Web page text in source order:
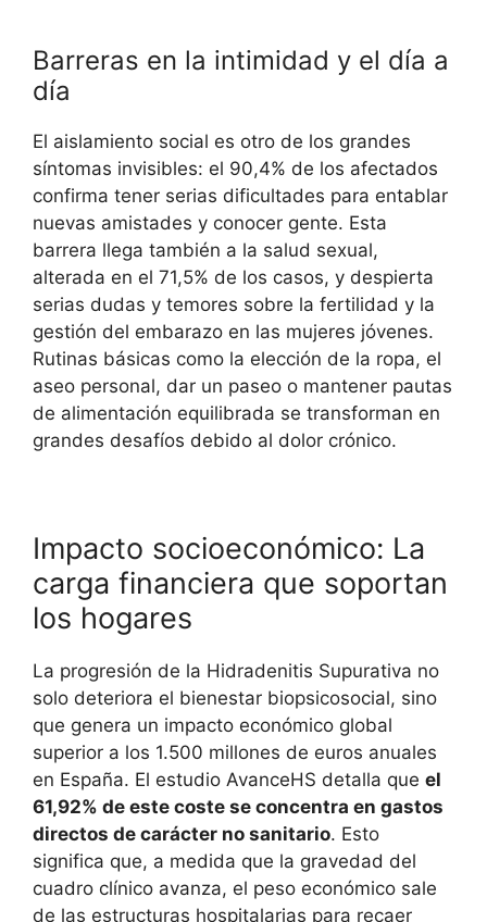
Barreras en la intimidad y el día a
día
El aislamiento social es otro de los grandes
síntomas invisibles: el 90,4% de los afectados
confirma tener serias dificultades para entablar
nuevas amistades y conocer gente. Esta
barrera llega también a la salud sexual,
alterada en el 71,5% de los casos, y despierta
serias dudas y temores sobre la fertilidad y la
gestión del embarazo en las mujeres jóvenes.
Rutinas básicas como la elección de la ropa, el
aseo personal, dar un paseo o mantener pautas
de alimentación equilibrada se transforman en
grandes desafíos debido al dolor crónico.
Impacto socioeconómico: La
carga financiera que soportan
los hogares
La progresión de la Hidradenitis Supurativa no
solo deteriora el bienestar biopsicosocial, sino
que genera un impacto económico global
superior a los 1.500 millones de euros anuales
en España. El estudio AvanceHS detalla que el
61,92% de este coste se concentra en gastos
directos de carácter no sanitario. Esto
significa que, a medida que la gravedad del
cuadro clínico avanza, el peso económico sale
de las estructuras hospitalarias para recaer